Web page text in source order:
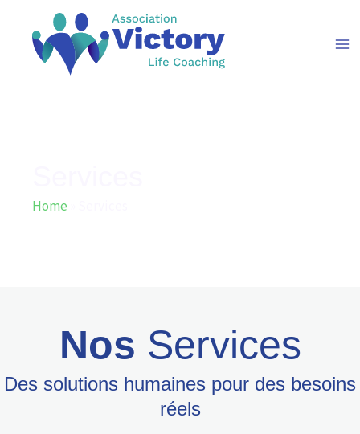
contenu
Home
Nos Services
Des solutions humaines pour des besoins
réels